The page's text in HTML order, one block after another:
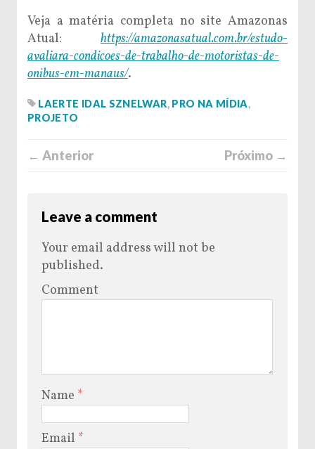
Veja a matéria completa no site Amazonas
Atual: https://amazonasatual.com.br/estudo-
avaliara-condicoes-de-trabalho-de-motoristas-de-
onibus-em-manaus/.
LAERTE IDAL SZNELWAR, PRO NA MÍDIA,
PROJETO
← Anterior Próximo →
Leave a comment
Your email address will not be
published.
Comment
Name *
Email *